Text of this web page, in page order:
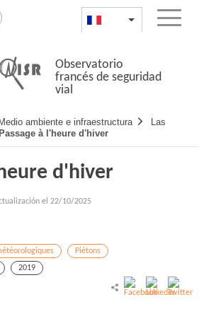
List additional
Menu
Observatorio
francés de seguridad
vial
Medio ambiente e infraestructura
Las
Passage à l'heure d'hiver
d'hiver
el 22/10/2025
Piétons
2019